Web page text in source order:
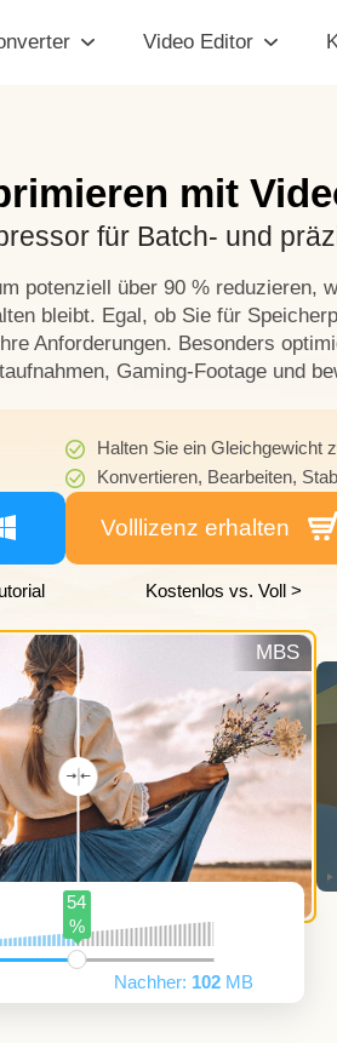
Video Editor
mit
für Batch- und
potenziell über 90 % reduzieren,
bleibt. Egal, ob Sie für
Anforderungen. Besonders
Gaming-Footage und
Halten Sie ein Gleichgewicht
Konvertieren, Bearbeiten,
Volllizenz erhalten
Kostenlos vs. Voll >
MBS
54
%
Nachher: 102 MB